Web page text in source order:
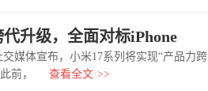
升级，全面对标iPhone
体宣布，小米17系列将实现“产品力跨
前，
查看全文 >>